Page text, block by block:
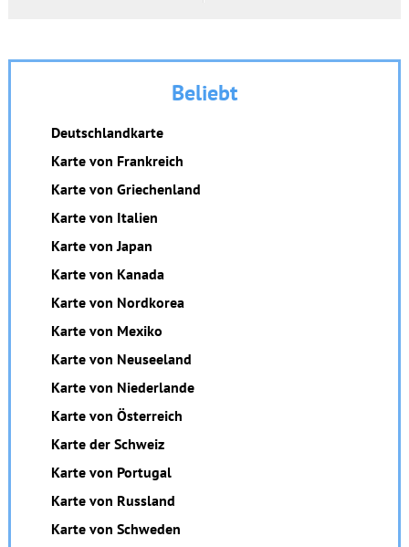
Beliebt
Deutschlandkarte
Karte von Frankreich
Karte von Griechenland
Karte von Italien
Karte von Japan
Karte von Kanada
Karte von Nordkorea
Karte von Mexiko
Karte von Neuseeland
Karte von Niederlande
Karte von Österreich
Karte der Schweiz
Karte von Portugal
Karte von Russland
Karte von Schweden